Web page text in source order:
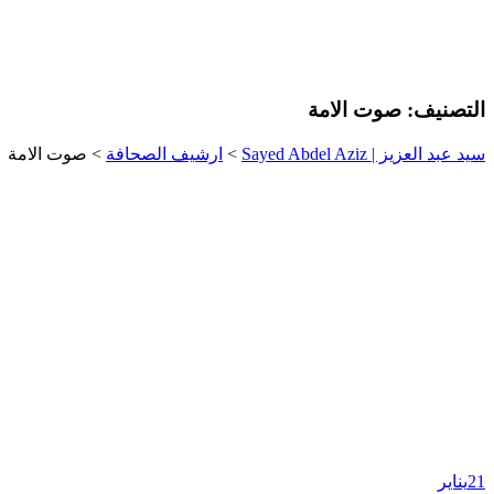
التصنيف: صوت الامة
سيد عبد العزيز | Sayed Abdel Aziz > ارشيف الصحافة > صوت الامة
21يناير